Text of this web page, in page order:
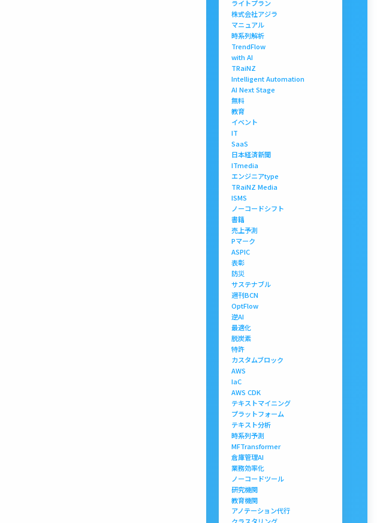
ライトプラン
株式会社アジラ
マニュアル
時系列解析
TrendFlow
with AI
TRaiNZ
Intelligent Automation
AI Next Stage
無料
教育
イベント
IT
SaaS
日本経済新聞
ITmedia
エンジニアtype
TRaiNZ Media
ISMS
ノーコードシフト
書籍
売上予測
Pマーク
ASPIC
表彰
防災
サステナブル
週刊BCN
OptFlow
逆AI
最適化
脱炭素
特許
カスタムブロック
AWS
IaC
AWS CDK
テキストマイニング
プラットフォーム
テキスト分析
時系列予測
MFTransformer
倉庫管理AI
業務効率化
ノーコードツール
研究機関
教育機関
アノテーション代行